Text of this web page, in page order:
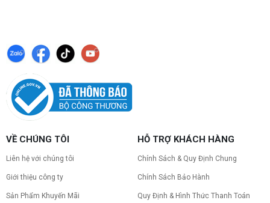
VỀ CHÚNG TÔI
Liên hệ với chúng tôi
Giới thiệu công ty
Sản Phẩm Khuyến Mãi
HỖ TRỢ KHÁCH HÀNG
Chính Sách & Quy Định Chung
Chính Sách Bảo Hành
Quy Định & Hình Thức Thanh Toán